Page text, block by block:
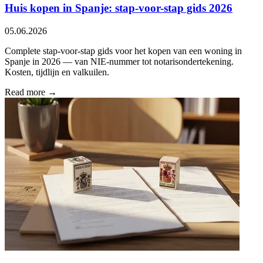
Huis kopen in Spanje: stap-voor-stap gids 2026
05.06.2026
Complete stap-voor-stap gids voor het kopen van een woning in
Spanje in 2026 — van NIE-nummer tot notarisondertekening.
Kosten, tijdlijn en valkuilen.
Read more →